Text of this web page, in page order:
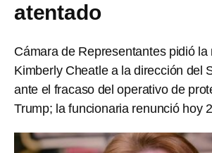
atentado
Cámara de Representantes pidió la
Kimberly Cheatle a la dirección del
ante el fracaso del operativo de
Trump; la funcionaria renunció hoy